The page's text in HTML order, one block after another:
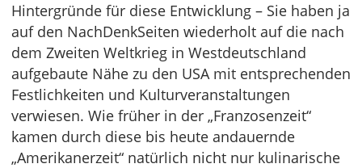
Hintergründe für diese Entwicklung – Sie haben ja
auf den NachDenkSeiten wiederholt auf die nach
dem Zweiten Weltkrieg in Westdeutschland
aufgebaute Nähe zu den USA mit entsprechenden
Festlichkeiten und Kulturveranstaltungen
verwiesen. Wie früher in der „Franzosenzeit“
kamen durch diese bis heute andauernde
„Amerikanerzeit“ natürlich nicht nur kulinarische